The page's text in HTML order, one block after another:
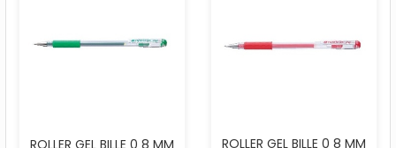
ROLLER GEL BILLE 0 8 MM
ROLLER GEL BILLE 0 8 MM